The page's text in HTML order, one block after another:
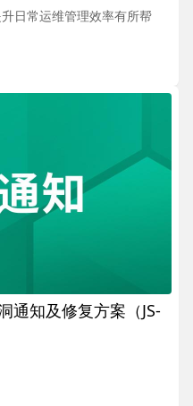
日常运维管理效率有所帮
通知及修复方案（JS-